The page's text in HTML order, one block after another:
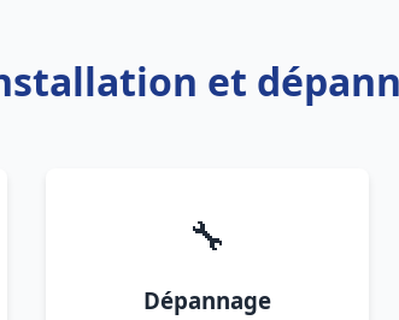
et
🔧
Dépannage